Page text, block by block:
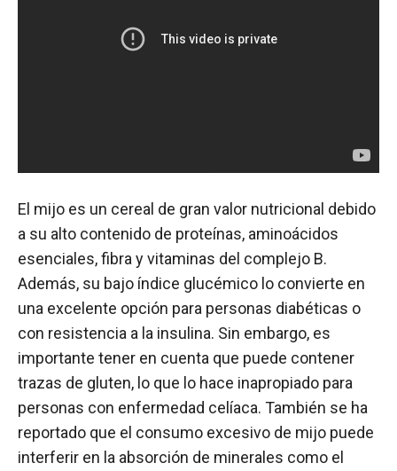
El mijo es un cereal de gran valor nutricional debido
a su alto contenido de proteínas, aminoácidos
esenciales, fibra y vitaminas del complejo B.
Además, su bajo índice glucémico lo convierte en
una excelente opción para personas diabéticas o
con resistencia a la insulina. Sin embargo, es
importante tener en cuenta que puede contener
trazas de gluten, lo que lo hace inapropiado para
personas con enfermedad celíaca. También se ha
reportado que el consumo excesivo de mijo puede
interferir en la absorción de minerales como el